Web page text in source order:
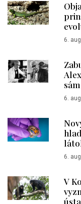
6.
sám
6.
6.
V